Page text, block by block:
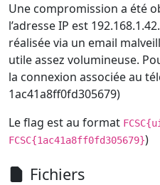
Une compromission a été
l’adresse IP est
réalisée via un email
utile assez volumineuse.
la connexion associée au
1ac41a8ff0fd305679)
Le flag est au format
FCSC{1ac41a8ff0fd305679})
Fichiers